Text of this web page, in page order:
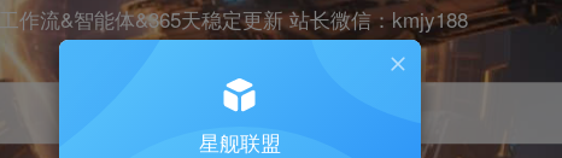
工作流&智能体&365天稳定更新 站长微信：kmjy188
星舰联盟